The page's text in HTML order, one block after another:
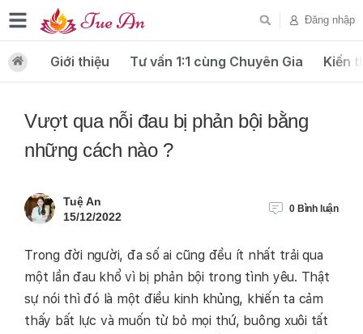
Đăng nhập
Giới thiệu Tư vấn 1:1 cùng Chuyên Gia Kiến
Vượt qua nỗi đau bị phản bội bằng
những cách nào ?
Tuệ An
15/12/2022
0 Bình luận
Trong đời người, đa số ai cũng đều ít nhất trải qua
một lần đau khổ vì bị phản bội trong tình yêu. Thật
sự nói thì đó là một điều kinh khủng, khiến ta cảm
thấy bất lực và muốn từ bỏ mọi thứ, buông xuôi tất